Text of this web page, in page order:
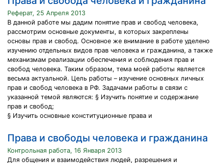
Реферат, 25 Апреля 2013
В данной работе мы дадим понятие прав и свобод человека,
рассмотрим основные документы, в которых закреплены
основы прав и свобод. Основное же внимание в работе уделено
изучению отдельных видов прав человека и гражданина, а также
механизмам реализации обеспечения и соблюдения прав и
свобод человека. Таким образом, тема моей работы является
весьма актуальной. Цель работы – изучение основных личных
прав и свобод человека в РФ. Задачами работы в связи с
указанной темой являются: § Изучить понятие и содержание
прав и свобод;
§ Изучить основные конституционные права и
Права и свободы человека и гражданина
Контрольная работа, 16 Января 2013
Для общения и взаимодействия людей, разрешения и